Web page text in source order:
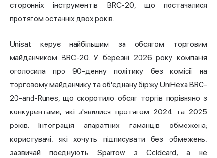
сторонніх інструментів BRC-20, що постачалися
протягом останніх двох років.
Unisat керує найбільшим за обсягом торговим
майданчиком BRC-20. У березні 2026 року компанія
оголосила про 90-денну політику без комісії на
торговому майданчику та об'єднану біржу UniHexa BRC-
20-and-Runes, що скоротило обсяг торгів порівняно з
конкурентами, які з'явилися протягом 2024 та 2025
років. Інтеграція апаратних гаманців обмежена;
користувачі, які хочуть підписувати без обмежень,
зазвичай поєднують Sparrow з Coldcard, а не